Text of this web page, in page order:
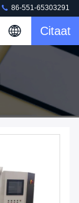
86-551-65303291
Citaat